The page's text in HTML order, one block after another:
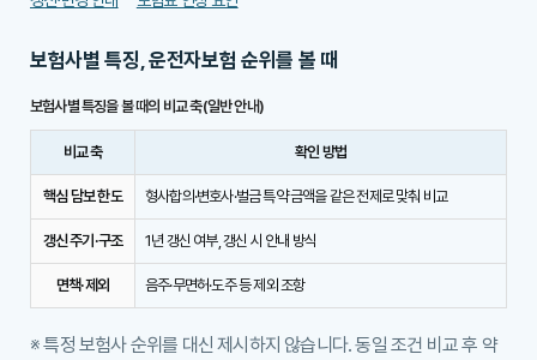
보험사별 특징, 운전자보험 순위를 볼 때
보험사별 특징을 볼 때의 비교 축(일반 안내)
비교 축 확인 방법
핵심 담보 한도 형사합의·변호사·벌금 특약 금액을 같은 전제로 맞춰 비교
갱신 주기·구조 1년 갱신 여부, 갱신 시 안내 방식
면책·제외 음주·무면허·도주 등 제외 조항
※ 특정 보험사 순위를 대신 제시하지 않습니다. 동일 조건 비교 후 약